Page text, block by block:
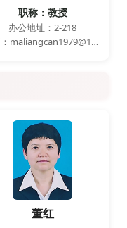
职称：教授
办公地址：2-218
邮箱：maliangcan1979@163.com
董红